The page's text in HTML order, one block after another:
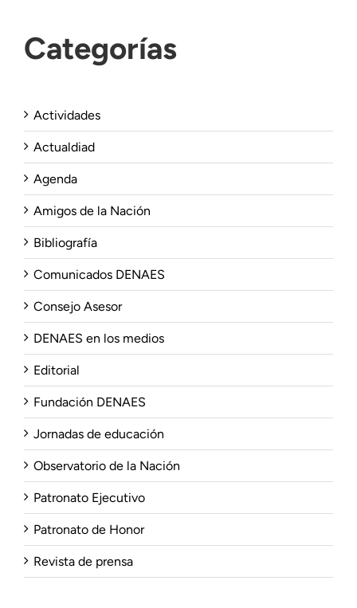
Categorías
Actividades
Actualdiad
Agenda
Amigos de la Nación
Bibliografía
Comunicados DENAES
Consejo Asesor
DENAES en los medios
Editorial
Fundación DENAES
Jornadas de educación
Observatorio de la Nación
Patronato Ejecutivo
Patronato de Honor
Revista de prensa